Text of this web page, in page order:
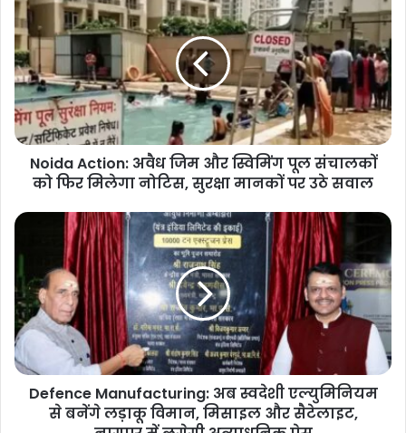
Action:
अवैध
जिम
और
स्विमिंग
पूल
संचालकों
को
मिलेगा
सुरक्षा
पर
उठे
सवाल
Noida Action: अवैध जिम और स्विमिंग पूल संचालकों
को फिर मिलेगा नोटिस, सुरक्षा मानकों पर उठे सवाल
Defence
Manufacturing:
अब
स्वदेशी
एल्युमिनियम
से
बनेंगे
लड़ाकू
विमान,
मिसाइल
Defence Manufacturing: अब स्वदेशी एल्युमिनियम
से बनेंगे लड़ाकू विमान, मिसाइल और सैटेलाइट,